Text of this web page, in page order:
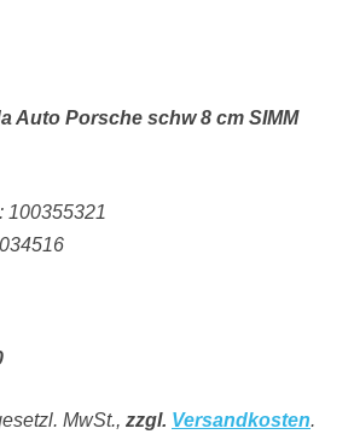
Auto Porsche schw 8 cm SIMM
100355321
MwSt., zzgl. Versandkosten.